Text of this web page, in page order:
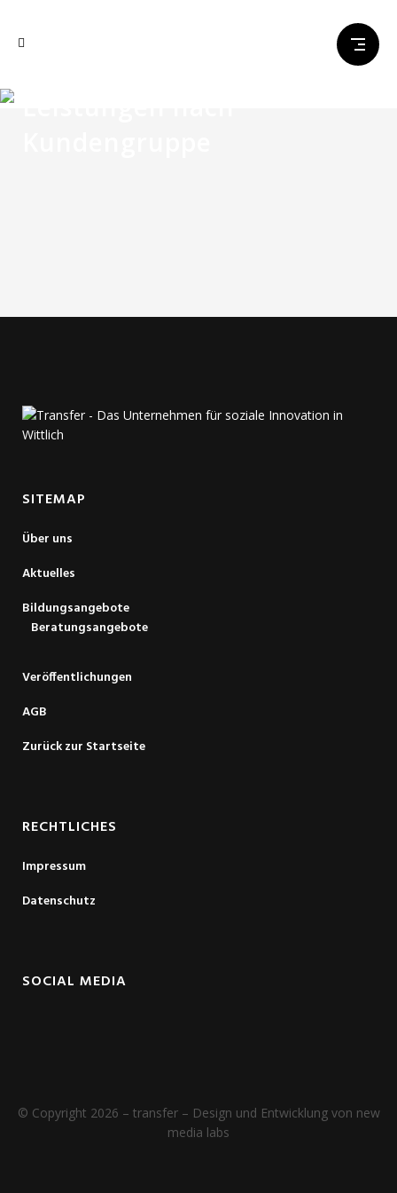
SITEMAP
Über uns
Aktuelles
Bildungsangebote
Beratungsangebote
Veröffentlichungen
AGB
Zurück zur Startseite
RECHTLICHES
Impressum
Datenschutz
SOCIAL MEDIA
© Copyright 2026 – transfer – Design und Entwicklung von new
media labs